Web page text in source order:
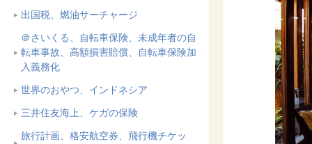
出国税、燃油サーチャージ
＠さいくる、自転車保険、未成年者の自
転車事故、高額損害賠償、自転車保険加
入義務化
世界のおやつ、インドネシア
三井住友海上、ケガの保険
旅行計画、格安航空券、飛行機チケッ